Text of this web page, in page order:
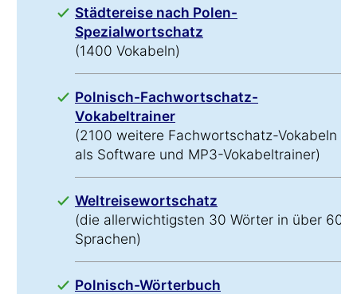
Städtereise nach Polen-
Spezialwortschatz
(1400 Vokabeln)
Polnisch-Fachwortschatz-
Vokabeltrainer
(2100 weitere Fachwortschatz-Vokabeln
als Software und MP3-Vokabeltrainer)
Weltreisewortschatz
(die allerwichtigsten 30 Wörter in über 60
Sprachen)
Polnisch-Wörterbuch